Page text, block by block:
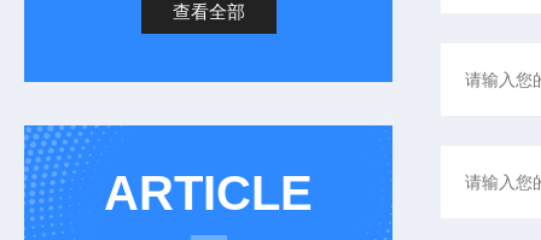
查看全部
ARTICLE